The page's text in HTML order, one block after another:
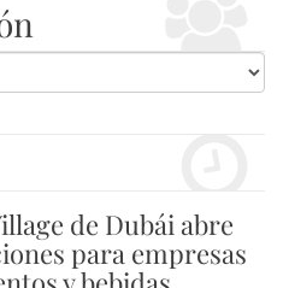
de Dubái abre
para empresas